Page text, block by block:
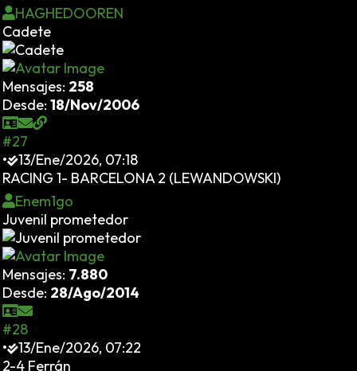
HAGHEDOOREN
Cadete
Mensajes: 258
Desde: 18/Nov/2006
#27
•
13/Ene/2026, 07:18
RACING 1- BARCELONA 2 (LEWANDOWSKI)
Enem1go
Juvenil prometedor
Mensajes: 7.880
Desde: 28/Ago/2014
#28
•
13/Ene/2026, 07:22
2-4 Ferrán